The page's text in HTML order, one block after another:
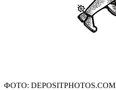
ФОТО: DEPOSITPHOTOS.COM